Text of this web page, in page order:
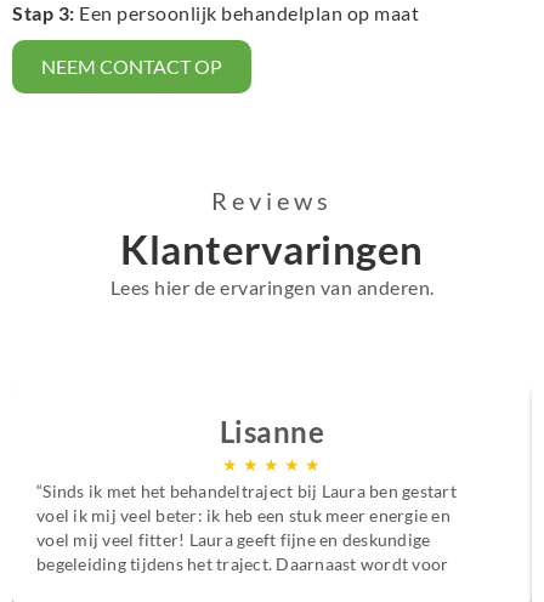
Stap 3: Een persoonlijk behandelplan op maat
NEEM CONTACT OP
Reviews
Klantervaringen
Lees hier de ervaringen van anderen.
Lisanne
★ ★ ★ ★ ★
“Sinds ik met het behandeltraject bij Laura ben gestart
voel ik mij veel beter: ik heb een stuk meer energie en
voel mij veel fitter! Laura geeft fijne en deskundige
begeleiding tijdens het traject. Daarnaast wordt voor